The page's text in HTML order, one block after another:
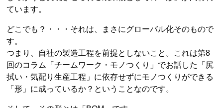
ています。
どこでも？・・・それは、まさにグローバル化そのもので
す。
つまり、自社の製造工程を前提としないこと。これは第8
回のコラム「チームワーク・モノつくり」でお話した「尻
拭い・気配り生産工程」に依存せずにモノつくりができる
「形」に成っているか？ということなのです。